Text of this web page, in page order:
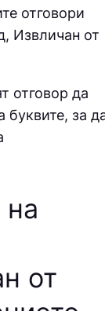
отговори
Извличан от
отговор да
буквите, за
от